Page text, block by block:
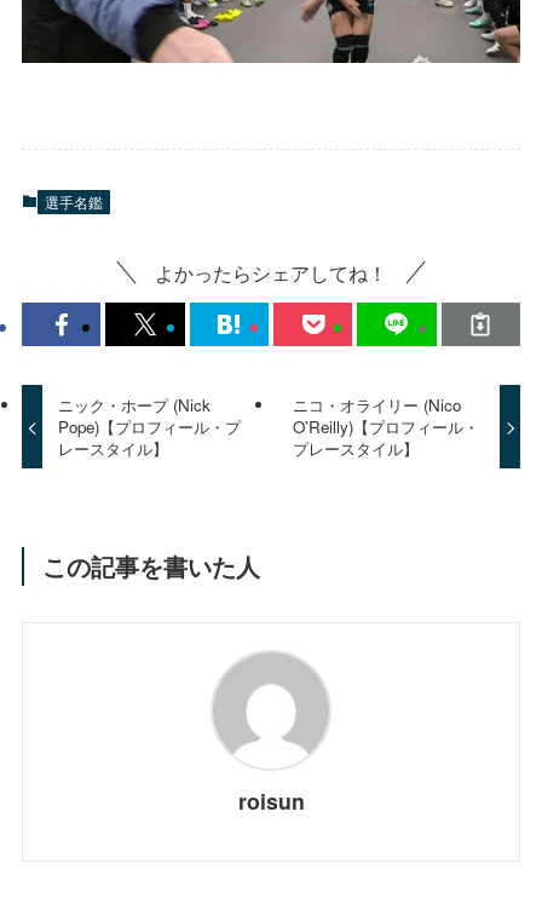
選手名鑑
よかったらシェアしてね！
ニック・ホープ (Nick
Pope)【プロフィール・プ
レースタイル】
ニコ・オライリー (Nico
O'Reilly)【プロフィール・
プレースタイル】
この記事を書いた人
roisun